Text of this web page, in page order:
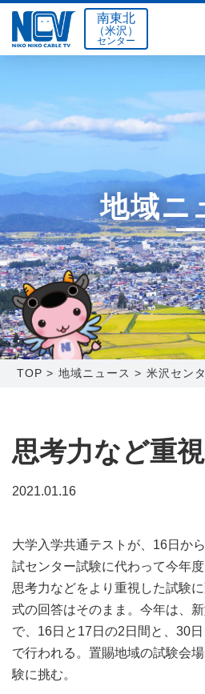
南東北センター（福島
函館センター
新潟センター
単品料金
お得なセットプラン
料金シミュレーション
サポート
Q&A
センター情報
採用情報
お問い合わせ
お申し込み
〒992-0044
山形県米沢市春日四丁目2-75
0238-24-2525
営業時間 9:00～18:00
〒041-0801
北海道函館市桔梗町379-31
0138-34-2525
営業時間 9:00～18:00
南東北
（米沢）
センター
地域ニ
TOP > 地域ニュース > 米沢セン
思考力など重
2021.01.16
大学入学共通テストが、16日か
試センター試験に代わって今年
思考力などをより重視した試験
式の回答はそのまま。今年は、
で、16日と17日の2日間と、30
で行われる。置賜地域の試験会
験に挑む。